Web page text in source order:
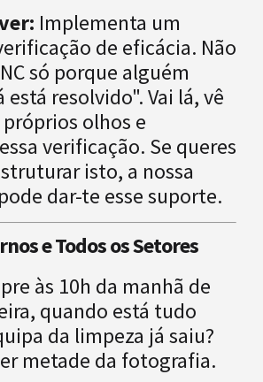
Implementa um
de eficácia. Não
só porque alguém
está resolvido". Vai lá, vê
olhos e
verificação. Se queres
isto, a nossa
pode dar-te esse suporte.
e Todos os Setores
às 10h da manhã de
quando está tudo
da limpeza já saiu?
metade da fotografia.